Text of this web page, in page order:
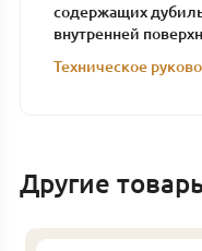
содержащих
внутренней
Техническое
Другие